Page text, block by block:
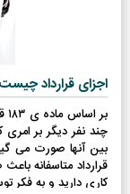
اجزای قرارداد
چند نفر دیگر بر امری
بین آنها صورت می
قرارداد متاسفانه
کاری دارید و به فکر